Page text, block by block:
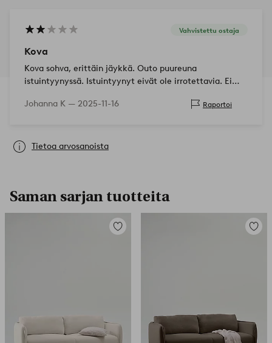
Vahvistettu ostaja
Kova
Kova sohva, erittäin jäykkä. Outo puureuna
istuintyynyssä. Istuintyynyt eivät ole irrotettavia. Ei
Johanna K — 2025-11-16 Raportoi
Tietoa arvosanoista
Saman sarjan tuotteita
Lisää
Lisää